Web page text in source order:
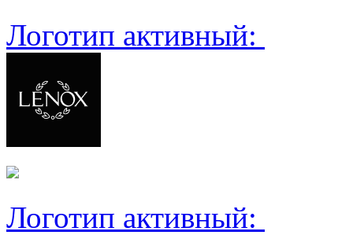
Логотип активный:
Логотип активный: